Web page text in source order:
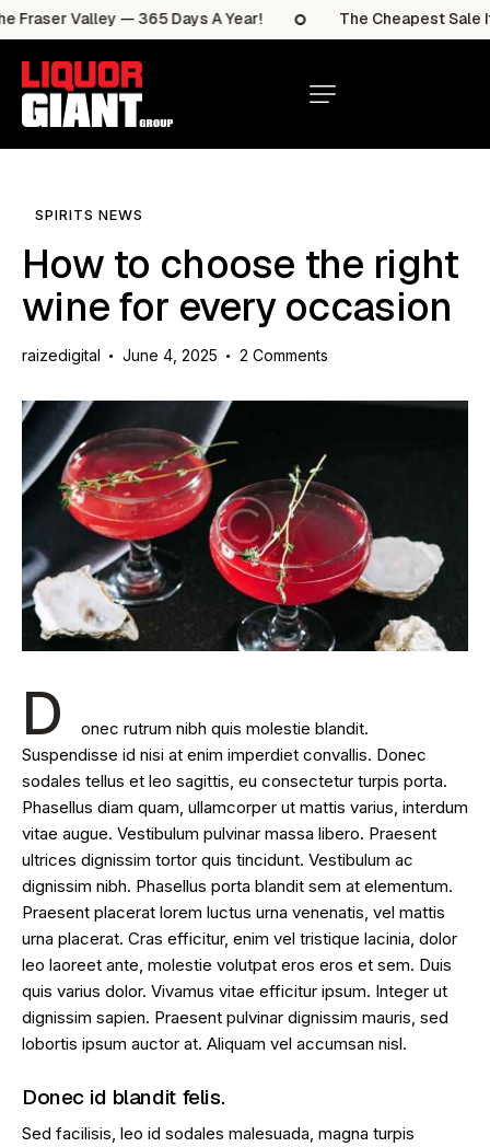
Valley — 365 Days A Year! The Cheapest Sale
SPIRITS NEWS
How to choose the right
wine for every occasion
raizedigital June 4, 2025 2 Comments
D
onec rutrum nibh quis molestie blandit.
Suspendisse id nisi at enim imperdiet convallis. Donec
sodales tellus et leo sagittis, eu consectetur turpis porta.
Phasellus diam quam, ullamcorper ut mattis varius, interdum
vitae augue. Vestibulum pulvinar massa libero. Praesent
ultrices dignissim tortor quis tincidunt. Vestibulum ac
dignissim nibh. Phasellus porta blandit sem at elementum.
Praesent placerat lorem luctus urna venenatis, vel mattis
urna placerat. Cras efficitur, enim vel tristique lacinia, dolor
leo laoreet ante, molestie volutpat eros eros et sem. Duis
quis varius dolor. Vivamus vitae efficitur ipsum. Integer ut
dignissim sapien. Praesent pulvinar dignissim mauris, sed
lobortis ipsum auctor at. Aliquam vel accumsan nisl.
Donec id blandit felis.
Sed facilisis, leo id sodales malesuada, magna turpis